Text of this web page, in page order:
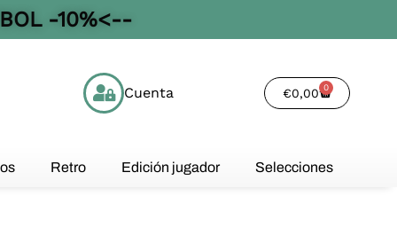
-10%<--
Cuenta €0,00 0
Cart
Retro Edición jugador Selecciones